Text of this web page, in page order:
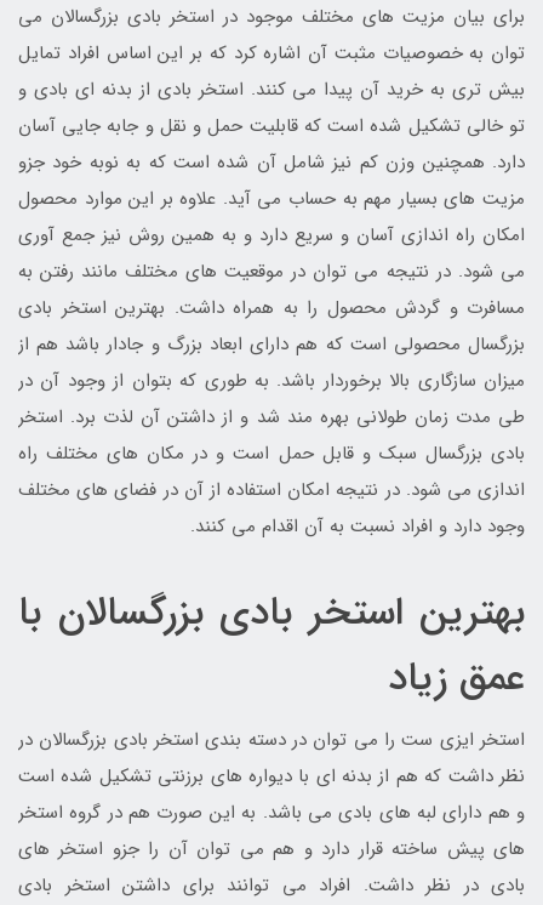
برای بیان مزیت های مختلف موجود در استخر بادی بزرگسالان می
توان به خصوصیات مثبت آن اشاره کرد که بر این اساس افراد تمایل
بیش تری به خرید آن پیدا می کنند. استخر بادی از بدنه ای بادی و
تو خالی تشکیل شده است که قابلیت حمل و نقل و جابه جایی آسان
دارد. همچنین وزن کم نیز شامل آن شده است که به نوبه خود جزو
مزیت های بسیار مهم به حساب می آید. علاوه بر این موارد محصول
امکان راه اندازی آسان و سریع دارد و به همین روش نیز جمع آوری
می شود. در نتیجه می توان در موقعیت های مختلف مانند رفتن به
مسافرت و گردش محصول را به همراه داشت. بهترین استخر بادی
بزرگسال محصولی است که هم دارای ابعاد بزرگ و جادار باشد هم از
میزان سازگاری بالا برخوردار باشد. به طوری که بتوان از وجود آن در
طی مدت زمان طولانی بهره مند شد و از داشتن آن لذت برد. استخر
بادی بزرگسال سبک و قابل حمل است و در مکان های مختلف راه
اندازی می شود. در نتیجه امکان استفاده از آن در فضای های مختلف
وجود دارد و افراد نسبت به آن اقدام می کنند.
بهترین استخر بادی بزرگسالان با
عمق زیاد
استخر ایزی ست را می توان در دسته بندی استخر بادی بزرگسالان در
نظر داشت که هم از بدنه ای با دیواره های برزنتی تشکیل شده است
و هم دارای لبه های بادی می باشد. به این صورت هم در گروه استخر
های پیش ساخته قرار دارد و هم می توان آن را جزو استخر های
بادی در نظر داشت. افراد می توانند برای داشتن استخر بادی